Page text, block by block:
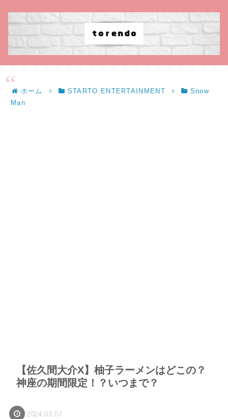
ホーム STARTO ENTERTAINMENT
Snow
Man
【佐久間大介X】柚子ラーメンはどこの？
神座の期間限定！？いつまで？
2024.03.07